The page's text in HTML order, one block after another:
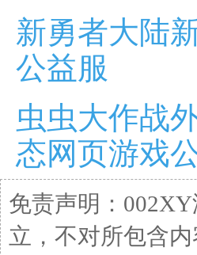
新勇者大陆
公益服
虫虫大作战
态网页游戏
免责声明：
立，不对所包含